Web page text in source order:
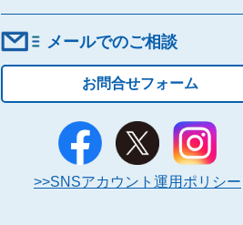
メールでのご相談
お問合せフォーム
>>SNSアカウント運用ポリシー